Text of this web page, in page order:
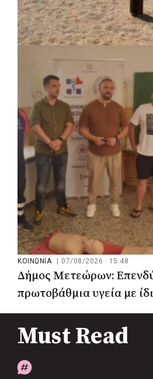
Δήμος Πέλλας: Σε
λειτουργίας όλες οι
ΚΟΙΝΩΝΙΑ 07/08/2026 · 15:48
Δήμος Μετεώρων:
πρωτοβάθμια υγεία με
Must Read